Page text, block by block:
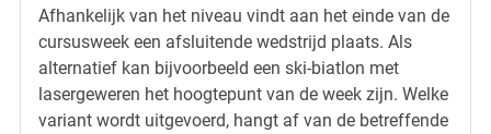
Afhankelijk van het niveau vindt aan het einde van de
cursusweek een afsluitende wedstrijd plaats. Als
alternatief kan bijvoorbeeld een ski-biatlon met
lasergeweren het hoogtepunt van de week zijn. Welke
variant wordt uitgevoerd, hangt af van de betreffende